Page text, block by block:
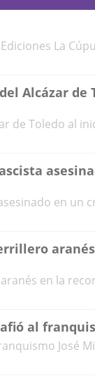
La
Alcázar de
de Toledo al
en un
en la
al
José